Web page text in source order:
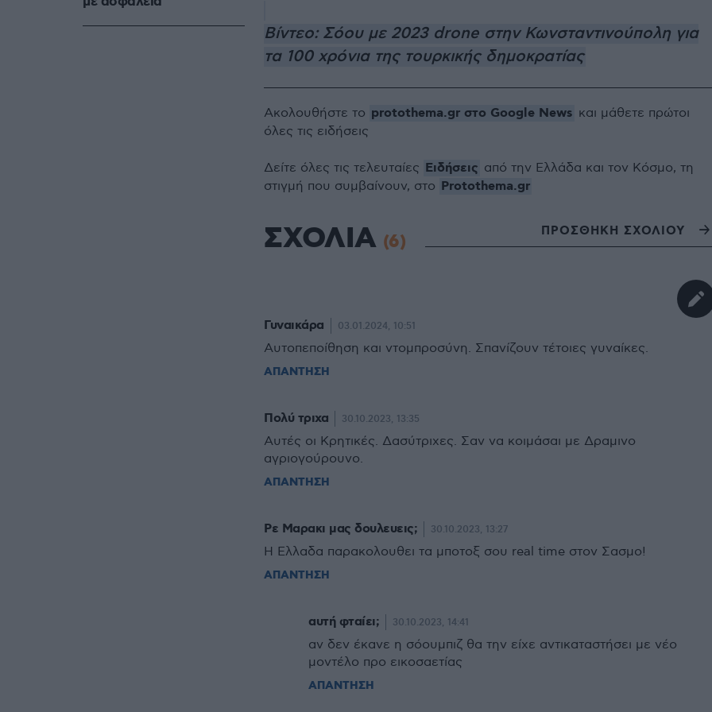
Βίντεο: Σόου με 2023 drone στην Κωνσταντινούπολη για
τα 100 χρόνια της τουρκικής δημοκρατίας
Ακολουθήστε το protothema.gr στο Google News και μάθετε πρώτοι
όλες τις ειδήσεις
Δείτε όλες τις τελευταίες Ειδήσεις από την Ελλάδα και τον Κόσμο, τη
στιγμή που συμβαίνουν, στο Protothema.gr
ΣΧΟΛΙΑ (6) ΠΡΟΣΘΗΚΗ ΣΧΟΛΙΟΥ
Γυναικάρα 03.01.2024, 10:51
Αυτοπεποίθηση και ντομπροσύνη. Σπανίζουν τέτοιες γυναίκες.
ΑΠΑΝΤΗΣΗ
Πολύ τριχα 30.10.2023, 13:35
Αυτές οι Κρητικές. Δασύτριχες. Σαν να κοιμάσαι με Δραμινο
αγριογούρουνο.
ΑΠΑΝΤΗΣΗ
Ρε Μαρακι μας δουλευεις; 30.10.2023, 13:27
Η Ελλαδα παρακολουθει τα μποτοξ σου real time στον Σασμο!
ΑΠΑΝΤΗΣΗ
αυτή φταίει; 30.10.2023, 14:41
αν δεν έκανε η σόουμπιζ θα την είχε αντικαταστήσει με νέο
μοντέλο προ εικοσαετίας
ΑΠΑΝΤΗΣΗ